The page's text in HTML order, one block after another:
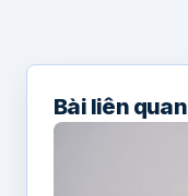
Bài liên quan